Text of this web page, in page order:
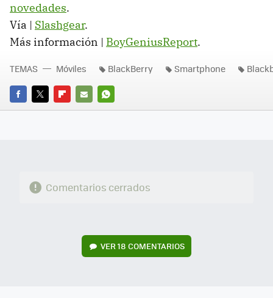
novedades.
Vía | Slashgear.
Más información | BoyGeniusReport.
FACEBOOK
TWITTERFLIPBOARD
E-
WHATSAPP
TEMAS Móviles BlackBerry Smartphone
Comentarios cerrados
VER18 COMENTARIOS